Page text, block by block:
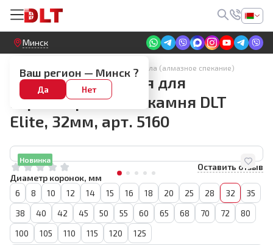
Круглосуточный! Прием заявок на сайте
Минск
Ваш регион — Минск ?
Да Нет
Алмазные коронки для плитки и стекла (алмазное спекание)
Коронка алмазная для
керамогранита и камня DLT
Elite, 32мм, арт. 5160
Новинка
Оставить отзыв
Диаметр коронок, мм
6
8 10 12 14 15 16 18 20 25 28 32
35
38
40 42 45 50 55 60 65 68 70 72
80
100
105 110 115 120 125